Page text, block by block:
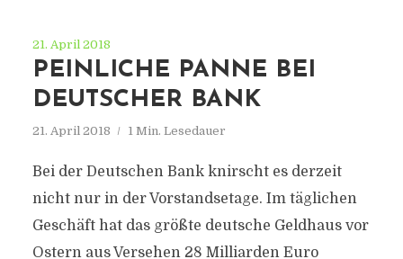
21. April 2018
PEINLICHE PANNE BEI
DEUTSCHER BANK
21. April 2018 1 Min. Lesedauer
Bei der Deutschen Bank knirscht es derzeit
nicht nur in der Vorstandsetage. Im täglichen
Geschäft hat das größte deutsche Geldhaus vor
Ostern aus Versehen 28 Milliarden Euro